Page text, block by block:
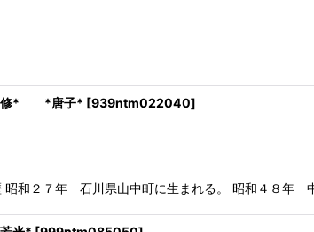
修* *唐子* [939ntm022040]
７年 石川県山中町に生まれる。 昭和４８年 中